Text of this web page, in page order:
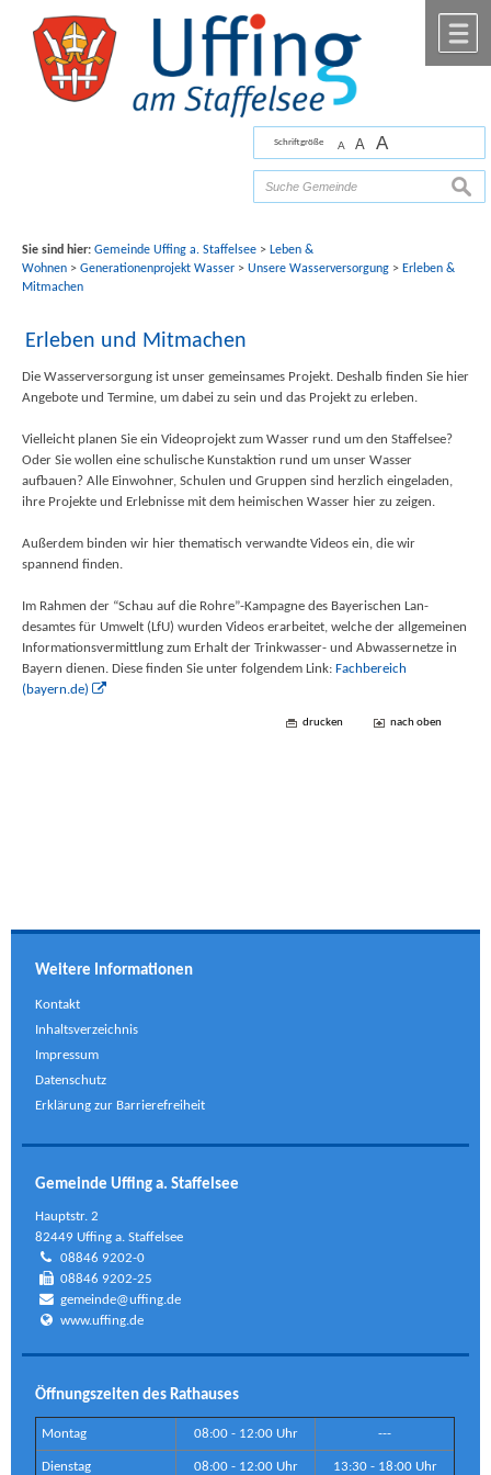
Schriftgröße A A A
Bilder mit freundlicher Unterstützung von FotografFlorian Werner
Sie sind hier: Gemeinde Uffing a. Staffelsee> Leben &
Wohnen> Generationenprojekt Wasser> Unsere Wasserversorgung> Erleben &
Mitmachen
Erleben und Mitmachen
Die Wasserversorgung ist unser gemeinsames Projekt. Deshalb finden Sie hier
Angebote und Termine, um dabei zu sein und das Projekt zu erleben.
Vielleicht planen Sie ein Videoprojekt zum Wasser rund um den Staffelsee?
Oder Sie wollen eine schulische Kunstaktion rund um unser Wasser
aufbauen? Alle Einwohner, Schulen und Gruppen sind herzlich eingeladen,
ihre Projekte und Erlebnisse mit dem heimischen Wasser hier zu zeigen.
Außerdem binden wir hier thematisch verwandte Videos ein, die wir
spannend finden.
Im Rah­men der ​ “Schau auf die Rohre”-Kampagne des Bay­erischen Lan­
desamtes für Umwelt (LfU) wur­den Videos erar­beit­et, welche der all­ge­meinen
Infor­ma­tionsver­mit­tlung zum Erhalt der Trinkwass­er- und Abwasser­net­ze in
Bay­ern dienen. Diese finden Sie unter folgendem Link: Fachbereich
(bayern.de)
drucken nach oben
Weitere Informationen
Kontakt
Inhaltsverzeichnis
Impressum
Datenschutz
Erklärung zur Barrierefreiheit
Gemeinde Uffing a. Staffelsee
Hauptstr. 2
82449 Uffing a. Staffelsee
08846 9202-0
08846 9202-25
gemeinde@uffing.de
www.uffing.de
Öffnungszeiten des Rathauses
Montag 08:00 - 12:00 Uhr ---
Dienstag 08:00 - 12:00 Uhr 13:30 - 18:00 Uhr